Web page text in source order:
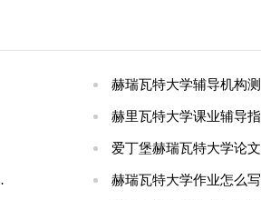
赫瑞瓦特大学辅导机构测评
赫里瓦特大学课业辅导
爱丁堡赫瑞瓦特大学论
赫瑞瓦特大学作业怎么